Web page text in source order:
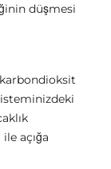
düşmesi
açığa